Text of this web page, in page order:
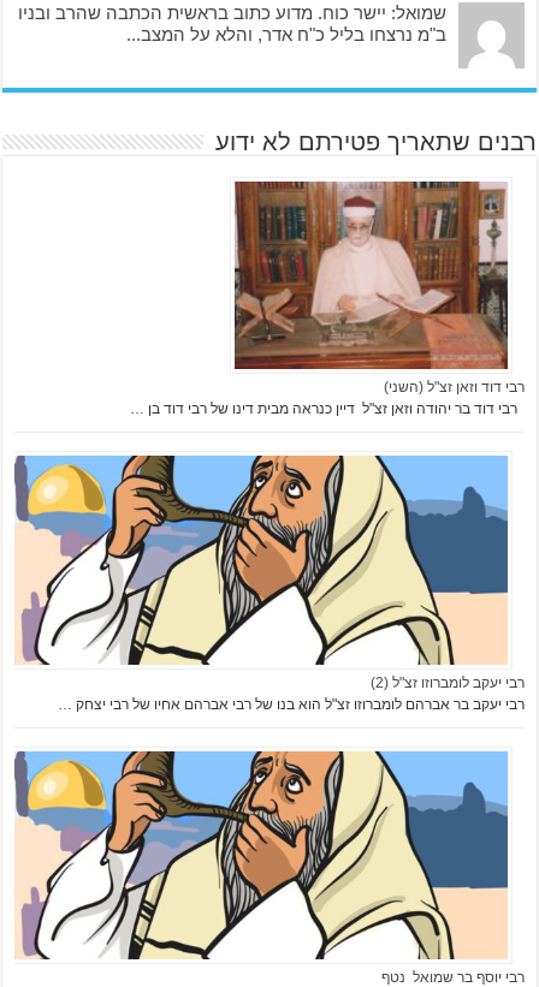
שמואל: יישר כוח. מדוע כתוב בראשית הכתבה שהרב ובניו
ב"מ נרצחו בליל כ"ח אדר, והלא על המצב...
רבנים שתאריך פטירתם לא ידוע
רבי דוד וזאן זצ"ל (השני)
רבי דוד בר יהודה וזאן זצ"ל דיין כנראה מבית דינו של רבי דוד בן …
רבי יעקב לומברוזו זצ"ל (2)
רבי יעקב בר אברהם לומברוזו זצ"ל הוא בנו של רבי אברהם אחיו של רבי יצחק …
רבי יוסף בר שמואל נטף